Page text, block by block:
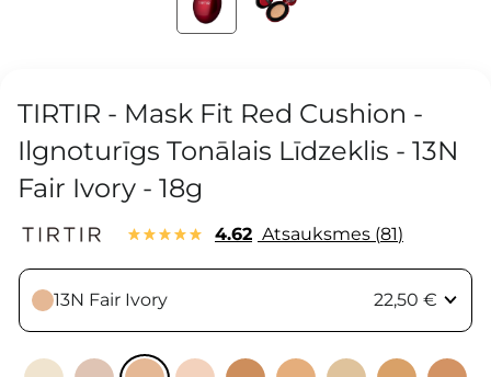
TIRTIR - Mask Fit Red Cushion -
Ilgnoturīgs Tonālais Līdzeklis - 13N
Fair Ivory - 18g
4.62 Atsauksmes 81
13N Fair Ivory 22,50 €